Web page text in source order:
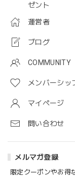
ゼント
運営者
ブログ
COMMUNITY
メンバーシッ
マイページ
問い合わせ
メルマガ登録
限定クーポンやお得